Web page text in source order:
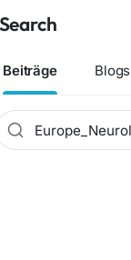
Search
Beiträge Blogs